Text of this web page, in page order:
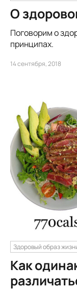
О
Поговорим о
принципах.
14 сентября, 2018
Здоровый образ
Как